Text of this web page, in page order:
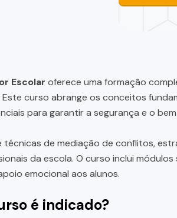
Escolar oferece uma formação
Este curso abrange os conceitos
para garantir a segurança e o
de mediação de conflitos,
da escola. O curso inclui
emocional aos alunos.
é indicado?